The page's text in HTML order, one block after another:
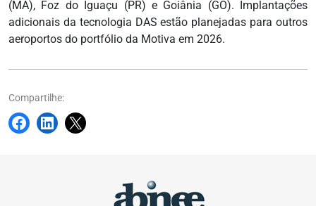
(MA), Foz do Iguaçu (PR) e Goiânia (GO). Implantações
adicionais da tecnologia DAS estão planejadas para outros
aeroportos do portfólio da Motiva em 2026.
Compartilhe: